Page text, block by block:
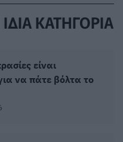
ΚΑΤΗΓΟΡΙΑ
είναι
να πάτε βόλτα το